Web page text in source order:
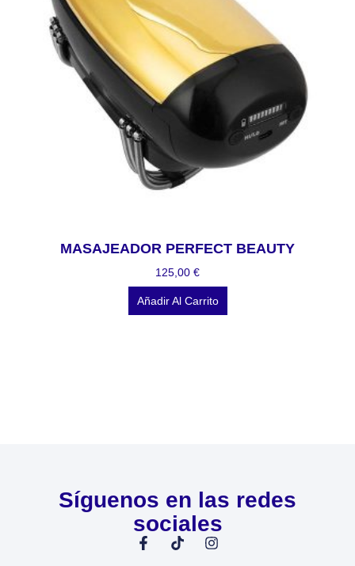
MASAJEADOR PERFECT BEAUTY
125,00 €
Añadir Al Carrito
Síguenos en las redes
sociales